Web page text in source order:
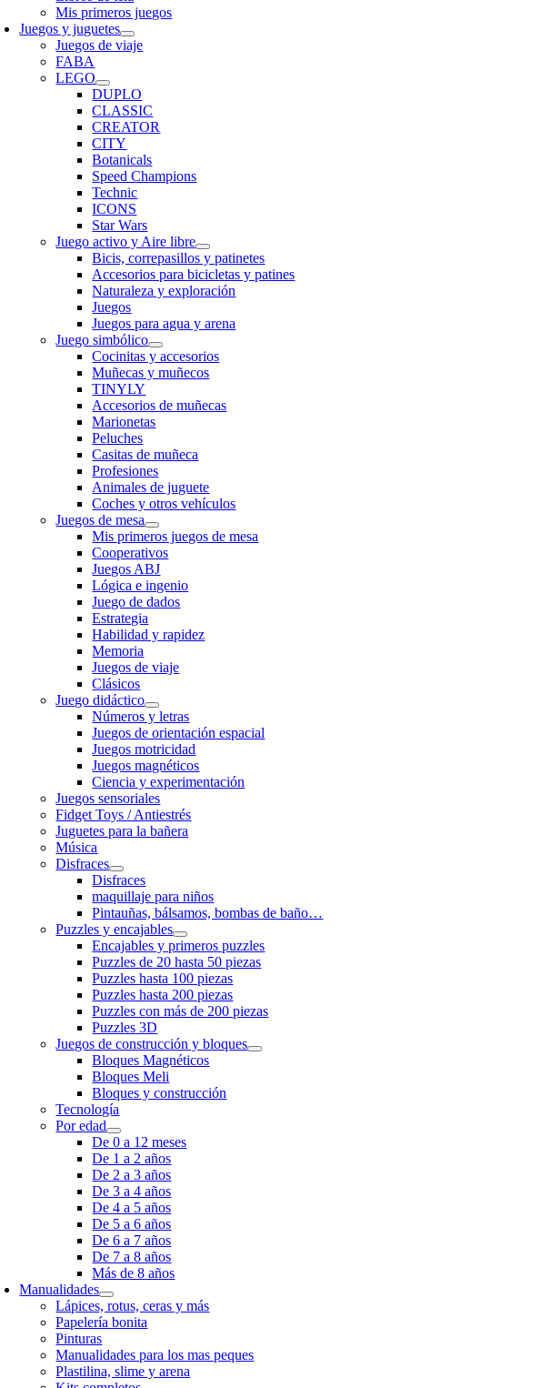
Mis primeros juegos
Juegos y juguetes
Juegos de viaje
FABA
LEGO
DUPLO
CLASSIC
CREATOR
CITY
Botanicals
Speed Champions
Technic
ICONS
Star Wars
Juego activo y Aire libre
Bicis, correpasillos y patinetes
Accesorios para bicicletas y patines
Naturaleza y exploración
Juegos
Juegos para agua y arena
Juego simbólico
Cocinitas y accesorios
Muñecas y muñecos
TINYLY
Accesorios de muñecas
Marionetas
Peluches
Casitas de muñeca
Profesiones
Animales de juguete
Coches y otros vehículos
Juegos de mesa
Mis primeros juegos de mesa
Cooperativos
Juegos ABJ
Lógica e ingenio
Juego de dados
Estrategia
Habilidad y rapidez
Memoria
Juegos de viaje
Clásicos
Juego didáctico
Números y letras
Juegos de orientación espacial
Juegos motricidad
Juegos magnéticos
Ciencia y experimentación
Juegos sensoriales
Fidget Toys / Antiestrés
Juguetes para la bañera
Música
Disfraces
Disfraces
maquillaje para niños
Pintauñas, bálsamos, bombas de baño…
Puzzles y encajables
Encajables y primeros puzzles
Puzzles de 20 hasta 50 piezas
Puzzles hasta 100 piezas
Puzzles hasta 200 piezas
Puzzles con más de 200 piezas
Puzzles 3D
Juegos de construcción y bloques
Bloques Magnéticos
Bloques Meli
Bloques y construcción
Tecnología
Por edad
De 0 a 12 meses
De 1 a 2 años
De 2 a 3 años
De 3 a 4 años
De 4 a 5 años
De 5 a 6 años
De 6 a 7 años
De 7 a 8 años
Más de 8 años
Manualidades
Lápices, rotus, ceras y más
Papelería bonita
Pinturas
Manualidades para los mas peques
Plastilina, slime y arena